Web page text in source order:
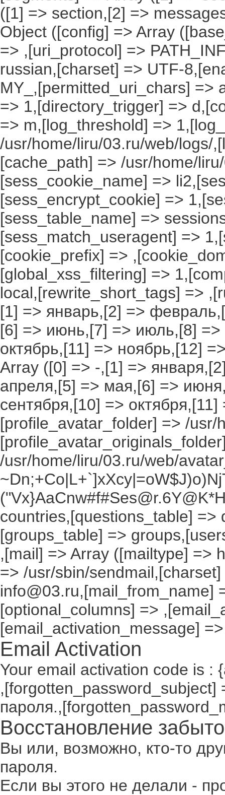
([1] => section,[2] =>
Object ([config] => Array
=> ,[uri_protocol] =>
russian,[charset] => UTF-
MY_,[permitted_uri_chars] =>
=> 1,[directory_trigger] =>
=> m,[log_threshold] =>
/usr/home/liru/03.ru/web/logs/
[cache_path] => /usr/home/
[sess_cookie_name] =>
[sess_encrypt_cookie] =>
[sess_table_name] =>
[sess_match_useragent] =>
[cookie_prefix] =>
[global_xss_filtering] =>
local,[rewrite_short_tags] =>
[1] => январь,[2] =>
[6] => июнь,[7] => июль,[8] =>
октябрь,[11] => ноябрь,[12]
Array ([0] => -,[1] =>
апреля,[5] => мая,[6] =>
сентября,[10] =>
[profile_avatar_folder] => /
/usr/home/liru/03.ru/web/
countries,[questions_table]
[groups_table] =>
,[mail] => Array ([mailtype] =>
=> /usr/sbin/
info@03.ru,[mail_from_name]
[optional_columns] =>
[email_activation_message] =>
Email Activation
Your email activation code is :
,[forgotten_password_subject]
Восстановление
Вы или, возможно, кто-то
пароля.
Если вы этого не делали -